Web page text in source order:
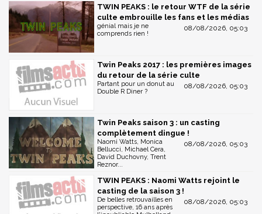
TWIN PEAKS : le retour WTF de la série
culte embrouille les fans et les médias
08/08/2026, 05:03
génial mais je ne
comprends rien !
Twin Peaks 2017 : les premières images
du retour de la série culte
08/08/2026, 05:03
Partant pour un donut au
Double R Diner ?
Twin Peaks saison 3 : un casting
complètement dingue !
08/08/2026, 05:03
Naomi Watts, Monica
Bellucci, Michael Cera,
David Duchovny, Trent
Reznor...
TWIN PEAKS : Naomi Watts rejoint le
casting de la saison 3 !
08/08/2026, 05:03
De belles retrouvailles en
perspective, 16 ans après